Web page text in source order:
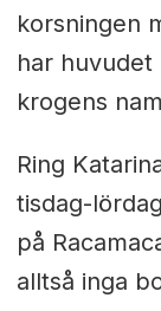
korsningen
har huvudet
krogens
Ring
tisdag-
på
alltså inga